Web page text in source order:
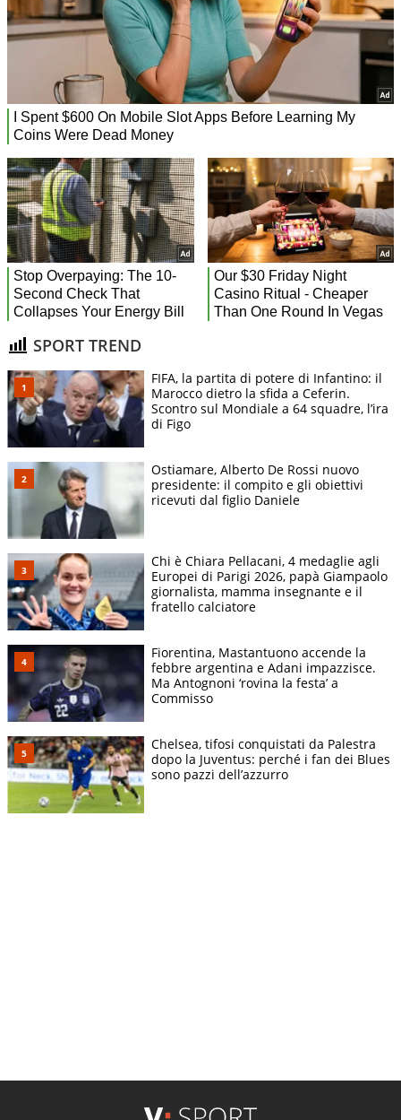
SPORT TREND
FIFA, la partita di potere di Infantino: il
Marocco dietro la sfida a Ceferin.
Scontro sul Mondiale a 64 squadre, l’ira
di Figo
Ostiamare, Alberto De Rossi nuovo
presidente: il compito e gli obiettivi
ricevuti dal figlio Daniele
Chi è Chiara Pellacani, 4 medaglie agli
Europei di Parigi 2026, papà Giampaolo
giornalista, mamma insegnante e il
fratello calciatore
Fiorentina, Mastantuono accende la
febbre argentina e Adani impazzisce.
Ma Antognoni ‘rovina la festa’ a
Commisso
Chelsea, tifosi conquistati da Palestra
dopo la Juventus: perché i fan dei Blues
sono pazzi dell’azzurro